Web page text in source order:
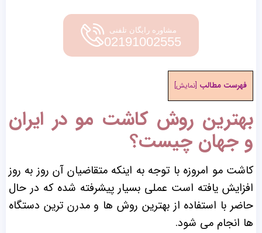
مشاوره رایگان تلفنی
02191002555
فهرست مطالب [نمایش]
بهترین روش کاشت مو در ایران
و جهان چیست؟
کاشت مو امروزه با توجه به اینکه متقاضیان آن روز به روز
افزایش یافته است عملی بسیار پیشرفته شده که در حال
حاضر با استفاده از بهترین روش ها و مدرن ترین دستگاه
ها انجام می شود.